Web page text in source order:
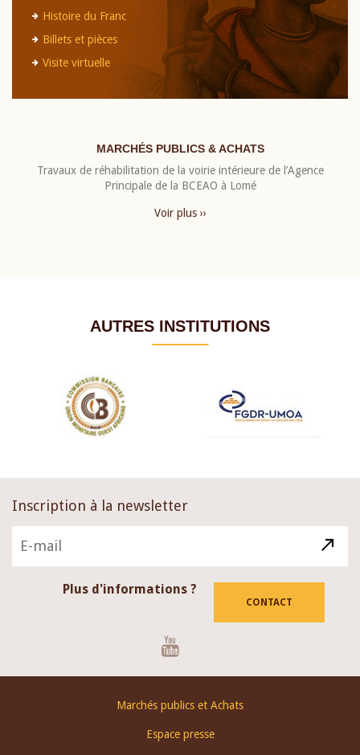
Histoire du Franc
Billets et pièces
Visite virtuelle
MARCHÉS PUBLICS & ACHATS
Travaux de réhabilitation de la voirie intérieure de l’Agence
Principale de la BCEAO à Lomé
Voir plus ››
AUTRES INSTITUTIONS
Inscription à la newsletter
Plus d'informations ?
CONTACT
Marchés publics et Achats
Espace presse